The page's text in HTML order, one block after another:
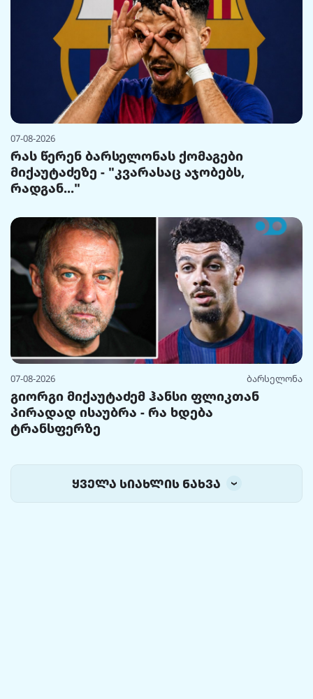
07-08-2026
რას წერენ ბარსელონას ქომაგები
მიქაუტაძეზე - "კვარასაც აჯობებს,
რადგან..."
07-08-2026 ბარსელონა
გიორგი მიქაუტაძემ ჰანსი ფლიკთან
პირადად ისაუბრა - რა ხდება
ტრანსფერზე
ყველა სიახლის ნახვა